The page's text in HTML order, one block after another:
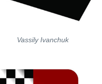
Vassily Ivanchuk